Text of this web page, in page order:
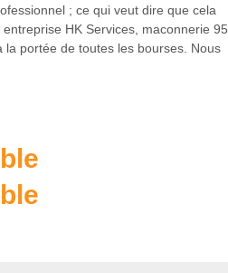
; ce qui veut dire que cela
HK Services, maconnerie 95
la portée de toutes les bourses. Nous